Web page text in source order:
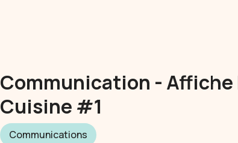
Communication - Affiche
Cuisine #1
Communications